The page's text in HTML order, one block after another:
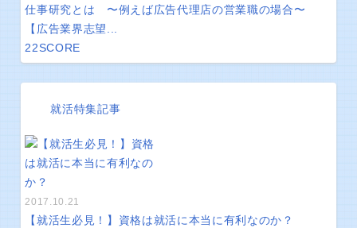
仕事研究とは 〜例えば広告代理店の営業職の場合〜
【広告業界志望...
22SCORE
就活特集記事
2017.10.21
【就活生必見！】資格は就活に本当に有利なのか？